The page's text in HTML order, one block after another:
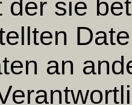
der sie
an